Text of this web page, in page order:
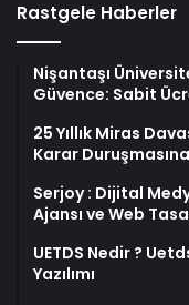
Rastgele Haberler
Nişantaşı
Güvence: Sabit
25 Yıllık Miras
Karar
Serjoy : Dijital
Ajansı ve Web
UETDS Nedir ?
Yazılımı